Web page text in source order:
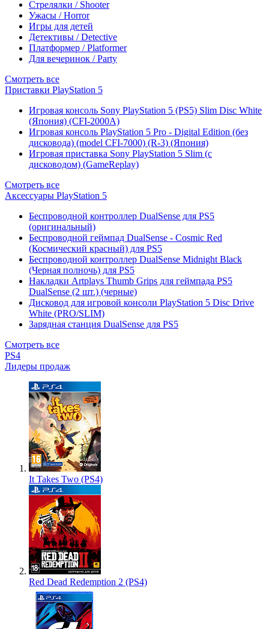
Стрелялки / Shooter
Ужасы / Horror
Игры для детей
Детективы / Detective
Платформер / Platformer
Для вечеринок / Party
Смотреть все
Приставки PlayStation 5
Игровая консоль Sony PlayStation 5 (PS5) Slim Disc White
(Япония) (CFI-2000A)
Игровая консоль PlayStation 5 Pro - Digital Edition (без
дисковода) (model CFI-7000) (R-3) (Япония)
Игровая приставка Sony PlayStation 5 Slim (с
дисководом) (GameReplay)
Смотреть все
Аксессуары PlayStation 5
Беспроводной контроллер DualSense для PS5
(оригинальный)
Беспроводной геймпад DualSense - Cosmic Red
(Космический красный) для PS5
Беспроводной контроллер DualSense Midnight Black
(Черная полночь) для PS5
Накладки Artplays Thumb Grips для геймпада PS5
DualSense (2 шт.) (черные)
Дисковод для игровой консоли PlayStation 5 Disc Drive
White (PRO/SLIM)
Зарядная станция DualSense для PS5
Смотреть все
PS4
Лидеры продаж
It Takes Two (PS4)
Red Dead Redemption 2 (PS4)